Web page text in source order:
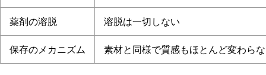
薬剤の溶脱 溶脱は一切しない
保存のメカニズム 素材と同様で質感もほとんど変わら